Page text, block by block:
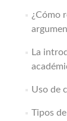
¿Cómo
La
Uso de
Tipos